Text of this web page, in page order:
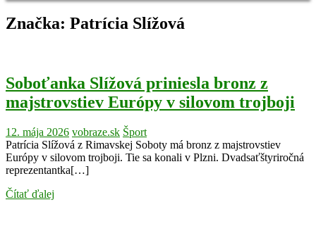
Značka: Patrícia Slížová
Soboťanka Slížová priniesla bronz z
majstrovstiev Európy v silovom trojboji
12. mája 2026 vobraze.sk Šport
Patrícia Slížová z Rimavskej Soboty má bronz z majstrovstiev
Európy v silovom trojboji. Tie sa konali v Plzni. Dvadsaťštyriročná
reprezentantka[…]
Čítať ďalej